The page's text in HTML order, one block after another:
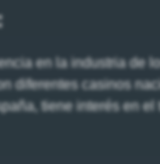
en la industria de
diferentes casinos
tiene interés en